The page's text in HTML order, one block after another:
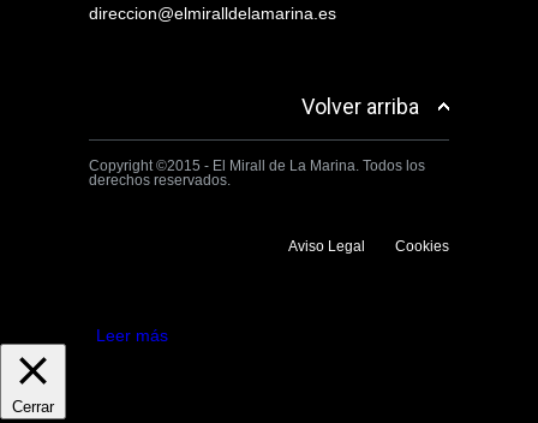
direccion@elmiralldelamarina.es
Volver arriba
Copyright ©2015 - El Mirall de La Marina. Todos los
derechos reservados.
Aviso Legal Cookies
Leer más
Cerrar